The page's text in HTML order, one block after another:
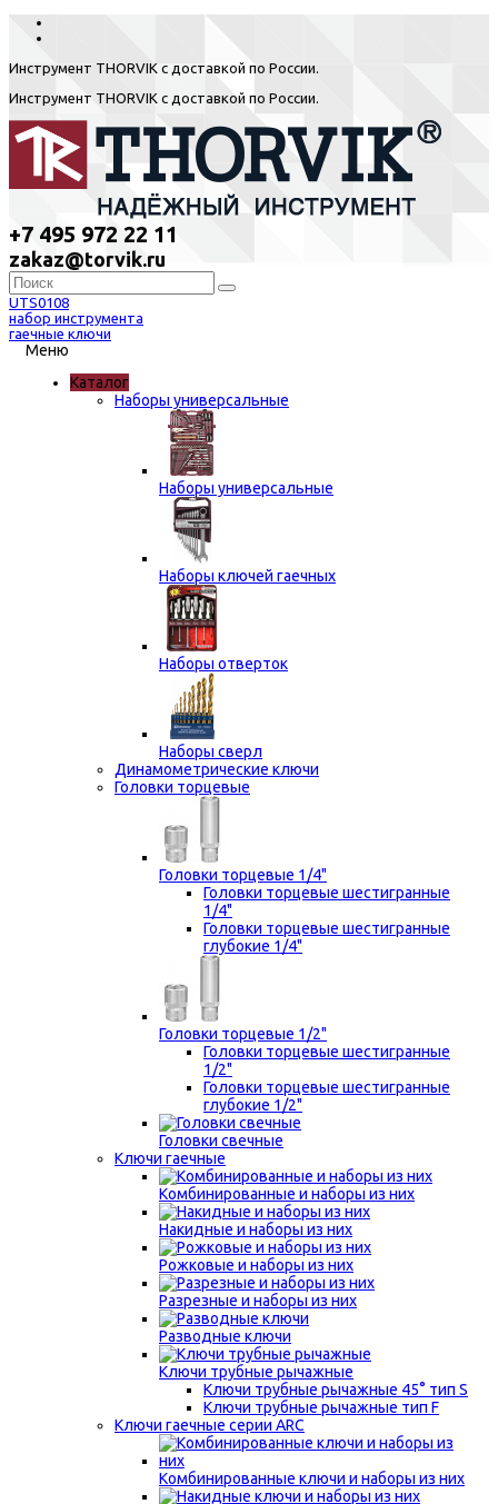
Инструмент THORVIK с доставкой по России.
Инструмент THORVIK с доставкой по России.
+7 495 972 22 11
zakaz@torvik.ru
UTS0108
набор инструмента
гаечные ключи
Меню
Каталог
Наборы универсальные
Наборы универсальные
Наборы ключей гаечных
Наборы отверток
Наборы сверл
Динамометрические ключи
Головки торцевые
Головки торцевые 1/4"
Головки торцевые шестигранные
1/4"
Головки торцевые шестигранные
глубокие 1/4"
Головки торцевые 1/2"
Головки торцевые шестигранные
1/2"
Головки торцевые шестигранные
глубокие 1/2"
Головки свечные
Ключи гаечные
Комбинированные и наборы из них
Накидные и наборы из них
Рожковые и наборы из них
Разрезные и наборы из них
Разводные ключи
Ключи трубные рычажные
Ключи трубные рычажные 45° тип S
Ключи трубные рычажные тип F
Ключи гаечные серии ARC
Комбинированные ключи и наборы из них